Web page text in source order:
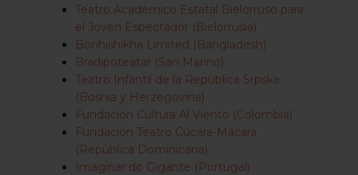
Teatro Académico Estatal Bielorruso para
el Joven Espectador (Bielorrusia)
Bonhishikha Limited (Bangladesh)
Bradipoteatar (San Marino)
Teatro Infantil de la República Srpska
(Bosnia y Herzegovina)
Fundación Cultura Al Viento (Colombia)
Fundación Teatro Cúcara-Mácara
(República Dominicana)
Imaginar do Gigante (Portugal)